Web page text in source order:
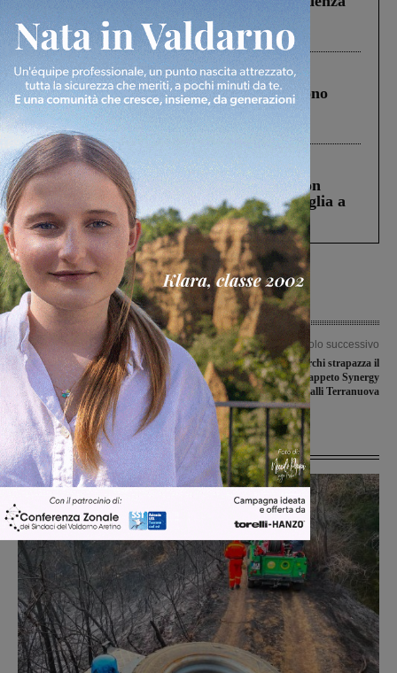
Pnrr, il gruppo di Fratelli d’Italia: “Un
ringraziamento al Governo”
Cronaca 4 Agosto 2026
Un anno fa la strage in A1 in cui morirono
Gianni, Giulia e Franco. Lo schianto, il
processo, lo stop ai sorpassi fra tir....
Cronaca 3 Agosto 2026
Scomparso da una struttura di Castiglion
Fiorentino l’uomo che aveva ucciso la figlia a
Levane nel 2020
Articolo precedente
Aperto il doppio senso all’altezza della
rotatoria Ubertini
Articolo successivo
La Fides Montevarchi strapazza il
Liburnia Livorno, al tappeto Synergy
e Oti Galli Terranuova
Ultime Notizie